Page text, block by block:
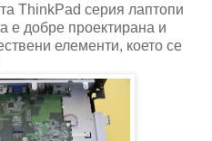
ThinkPad серия лаптопи
е добре проектирана и
елементи, което се